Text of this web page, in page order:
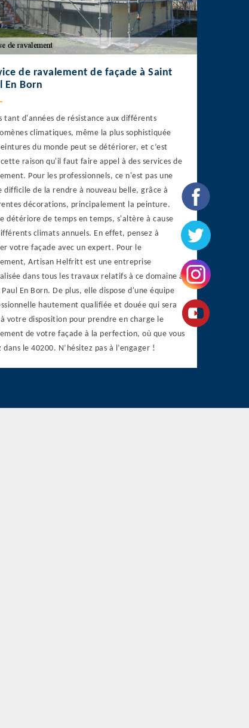
de ravalement de façade à Saint
En Born
tant d'années de résistance aux différents
climatiques, même la plus sophistiquée
du monde peut se détériorer, et c’est
raison qu'il faut faire appel à des services de
Pour les professionnels, ce n'est pas une
difficile de la rendre à nouveau belle, grâce à
décorations, principalement la peinture.
détériore de temps en temps, s'altère à cause
climats annuels. En effet, pensez à
votre façade avec un expert. Pour le
Artisan Helfritt est une entreprise
dans tous les travaux relatifs à ce domaine à
Paul En Born. De plus, elle dispose d'une équipe
hautement qualifiée et douée qui sera
votre disposition pour prendre en charge le
de votre façade à la perfection, où que vous
dans le 40200. N’hésitez pas à l’engager !